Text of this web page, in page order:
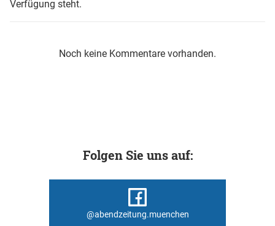
Verfügung steht.
Noch keine Kommentare vorhanden.
Folgen Sie uns auf:
@abendzeitung.muenchen